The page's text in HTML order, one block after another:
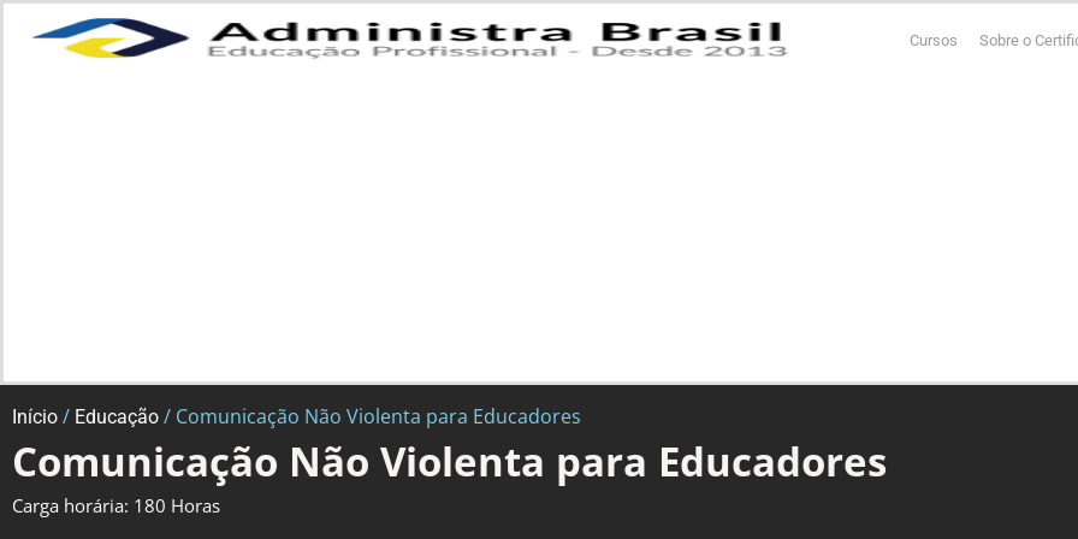
Cursos Sobre o
Início / Educação / Comunicação Não Violenta para Educadores
Comunicação Não Violenta para Educadores
Carga horária: 180 Horas